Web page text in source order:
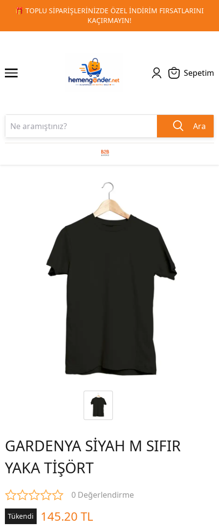
🚀 KURUMSAL PROMOSYON VE MATBAA
1 2
Sepetim
Ara
GARDENYA SİYAH M SIFIR
YAKA TİŞÖRT
0 Değerlendirme
Tükendi 145.20 TL